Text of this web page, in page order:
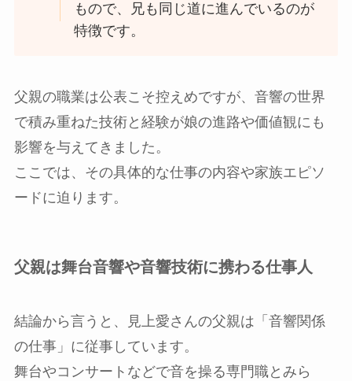
もので、兄も同じ道に進んでいるのが
特徴です。
父親の職業は公表こそ控えめですが、音響の世界
で積み重ねた技術と経験が娘の進路や価値観にも
影響を与えてきました。
ここでは、その具体的な仕事の内容や家族エピソ
ードに迫ります。
父親は舞台音響や音響技術に携わる仕事人
結論から言うと、見上愛さんの父親は「音響関係
の仕事」に従事しています。
舞台やコンサートなどで音を操る専門職とみら